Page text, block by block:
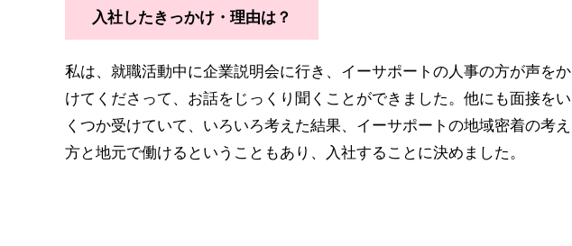
入社したきっかけ・理由は？
私は、就職活動中に企業説明会に行き、イーサポートの人事の方が声をか
けてくださって、お話をじっくり聞くことができました。他にも面接をい
くつか受けていて、いろいろ考えた結果、イーサポートの地域密着の考え
方と地元で働けるということもあり、入社することに決めました。